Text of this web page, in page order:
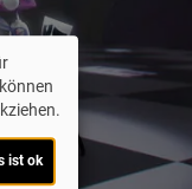
ist ok